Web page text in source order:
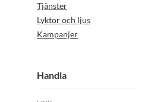
Tjänster
Lyktor och ljus
Kampanjer
Handla